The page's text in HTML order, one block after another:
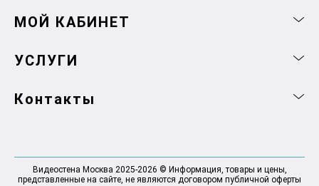
МОЙ КАБИНЕТ
УСЛУГИ
Контакты
Видеостена Москва 2025-2026 © Информация, товары и цены,
представленные на сайте, не являются договором публичной оферты